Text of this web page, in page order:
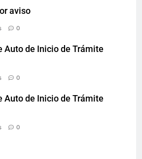
aviso
0
Auto de Inicio de Trámite
0
Auto de Inicio de Trámite
0